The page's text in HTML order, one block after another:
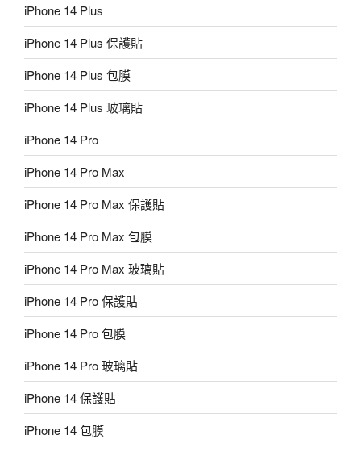
iPhone 14 Plus
iPhone 14 Plus 保護貼
iPhone 14 Plus 包膜
iPhone 14 Plus 玻璃貼
iPhone 14 Pro
iPhone 14 Pro Max
iPhone 14 Pro Max 保護貼
iPhone 14 Pro Max 包膜
iPhone 14 Pro Max 玻璃貼
iPhone 14 Pro 保護貼
iPhone 14 Pro 包膜
iPhone 14 Pro 玻璃貼
iPhone 14 保護貼
iPhone 14 包膜